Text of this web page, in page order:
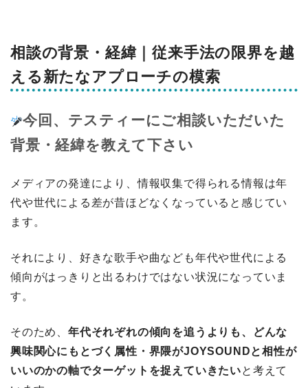
相談の背景・経緯｜従来手法の限界を越
える新たなアプローチの模索
今回、テスティーにご相談いただいた
背景・経緯を教えて下さい
メディアの発達により、情報収集で得られる情報は年
代や世代による差が昔ほどなくなっていると感じてい
ます。
それにより、好きな歌手や曲なども年代や世代による
傾向がはっきりと出るわけではない状況になっていま
す。
そのため、 年代それぞれの傾向を追うよりも、どんな
興味関心にもとづく属性・界隈がJOYSOUNDと相性が
いいのかの軸でターゲットを捉えていきたいと考えて